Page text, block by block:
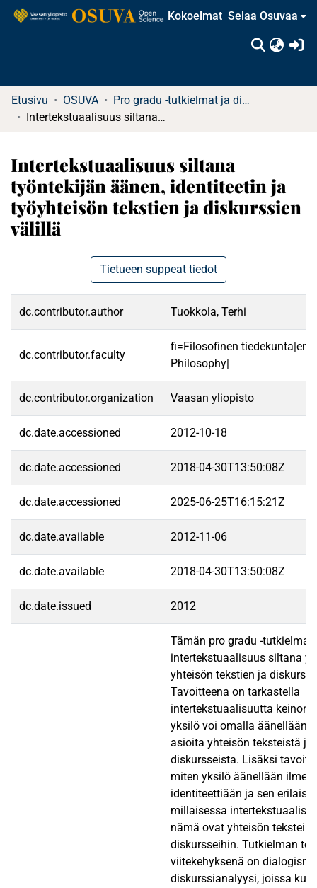
Kokoelmat Selaa Osuvaa
Etusivu OSUVA
Pro gradu -tutkielmat ja diplomityöt
Intertekstuaalisuus siltana työntekijän äänen, identiteetin ja työyhteisön tekstien ja diskurssien välillä
Intertekstuaalisuus siltana
työntekijän äänen, identiteetin ja
työyhteisön tekstien ja diskurssien
välillä
Tietueen suppeat tiedot
dc.contributor.author Tuokkola, Terhi
dc.contributor.faculty
fi=Filosofinen
Philosophy|
dc.contributor.organization Vaasan yliopisto
dc.date.accessioned 2012-10-18
dc.date.accessioned 2018-04-30T13:50:08Z
dc.date.accessioned 2025-06-25T16:15:21Z
dc.date.available 2012-11-06
dc.date.available 2018-04-30T13:50:08Z
dc.date.issued 2012
Tämän pro gradu -
intertekstuaalisuus siltana
yhteisön tekstien ja
Tavoitteena on tarkastella
intertekstuaalisuutta
yksilö voi omalla äänellään
asioita yhteisön teksteistä ja
diskursseista. Lisäksi
miten yksilö äänellään
identiteettiään ja sen
millaisessa
nämä ovat yhteisön
diskursseihin. Tutkielman
viitekehyksenä on
diskurssianalyysi, joissa